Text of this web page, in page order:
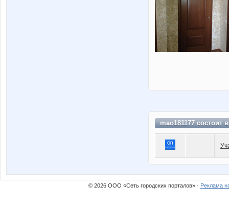
mao181177 состоит
© 2026 ООО «Сеть городских порталов» · Реклама